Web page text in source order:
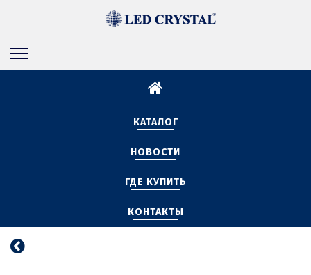
КАТАЛОГ
НОВОСТИ
ГДЕ КУПИТЬ
КОНТАКТЫ